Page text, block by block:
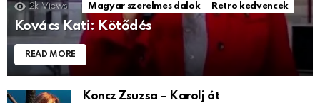
2k Views Magyar szerelmes dalok Retro kedvencek
Kovács Kati: Kötődés
READ MORE
Koncz Zsuzsa – Karolj át